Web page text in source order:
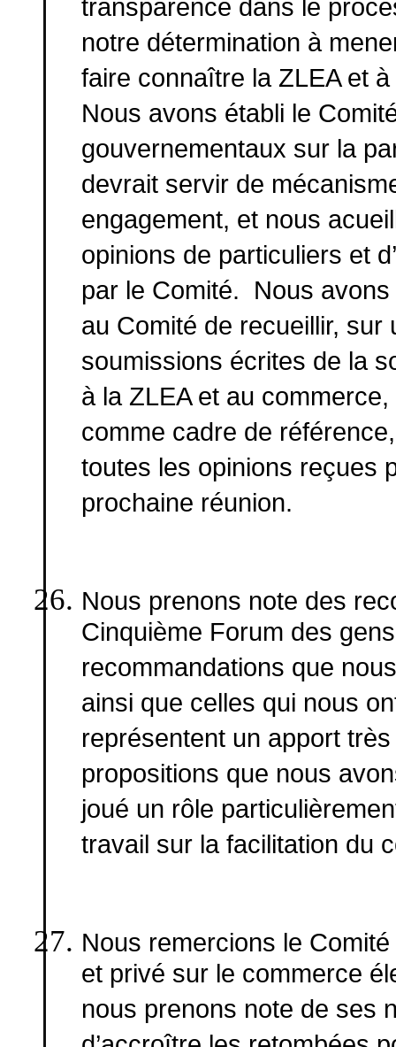
transparence dans le
notre détermination à
faire connaître la ZLEA et
Nous avons établi le
gouvernementaux sur la
devrait servir de
engagement, et nous
opinions de particuliers et
par le Comité. Nous
au Comité de recueillir,
soumissions écrites de la
à la ZLEA et au
comme cadre de
toutes les opinions reçues
prochaine réunion.
Nous prenons note des
Cinquième Forum des
recommandations que
ainsi que celles qui nous
représentent un apport
propositions que nous
joué un rôle
travail sur la facilitation du
Nous remercions le
et privé sur le commerce
nous prenons note de ses